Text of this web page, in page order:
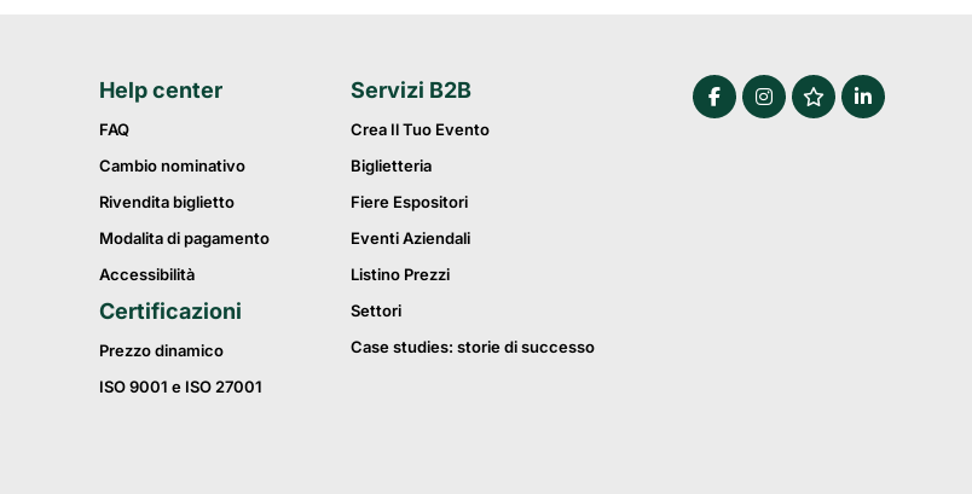
Help center
FAQ
Cambio nominativo
Rivendita biglietto
Modalita di pagamento
Accessibilità
Certificazioni
Prezzo dinamico
ISO 9001 e ISO 27001
Servizi B2B
Crea Il Tuo Evento
Biglietteria
Fiere Espositori
Eventi Aziendali
Listino Prezzi
Settori
Case studies: storie di successo